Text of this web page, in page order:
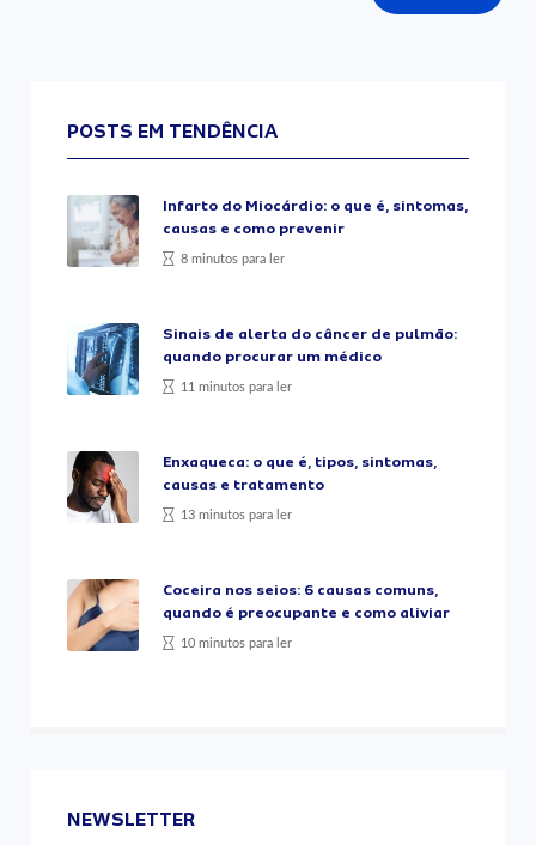
POSTS EM TENDÊNCIA
Infarto do Miocárdio: o que é, sintomas,
causas e como prevenir
8 minutos para ler
Sinais de alerta do câncer de pulmão:
quando procurar um médico
11 minutos para ler
Enxaqueca: o que é, tipos, sintomas,
causas e tratamento
13 minutos para ler
Coceira nos seios: 6 causas comuns,
quando é preocupante e como aliviar
10 minutos para ler
NEWSLETTER